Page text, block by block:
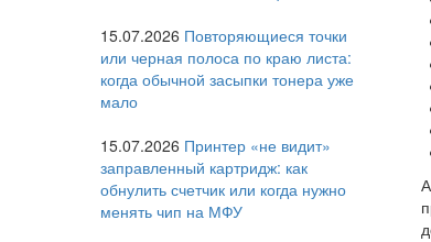
15.07.2026 Повторяющиеся точки
или черная полоса по краю листа:
когда обычной засыпки тонера уже
мало
15.07.2026 Принтер «не видит»
заправленный картридж: как
обнулить счетчик или когда нужно
менять чип на МФУ